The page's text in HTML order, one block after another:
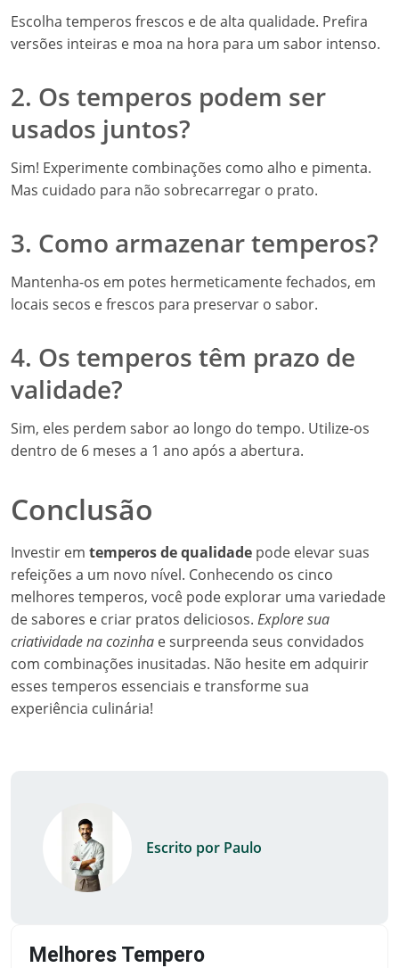
Escolha temperos frescos e de alta qualidade. Prefira
versões inteiras e moa na hora para um sabor intenso.
2. Os temperos podem ser
usados juntos?
Sim! Experimente combinações como alho e pimenta.
Mas cuidado para não sobrecarregar o prato.
3. Como armazenar temperos?
Mantenha-os em potes hermeticamente fechados, em
locais secos e frescos para preservar o sabor.
4. Os temperos têm prazo de
validade?
Sim, eles perdem sabor ao longo do tempo. Utilize-os
dentro de 6 meses a 1 ano após a abertura.
Conclusão
Investir em temperos de qualidade pode elevar suas
refeições a um novo nível. Conhecendo os cinco
melhores temperos, você pode explorar uma variedade
de sabores e criar pratos deliciosos. Explore sua
criatividade na cozinha e surpreenda seus convidados
com combinações inusitadas. Não hesite em adquirir
esses temperos essenciais e transforme sua
experiência culinária!
Escrito por Paulo
Melhores Tempero